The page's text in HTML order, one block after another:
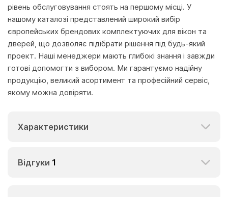
рівень обслуговування стоять на першому місці. У
нашому каталозі представлений широкий вибір
європейських брендових комплектуючих для вікон та
дверей, що дозволяє підібрати рішення під будь-який
проект. Наші менеджери мають глибокі знання і завжди
готові допомогти з вибором. Ми гарантуємо надійну
продукцію, великий асортимент та професійний сервіс,
якому можна довіряти.
Характеристики
Відгуки 1